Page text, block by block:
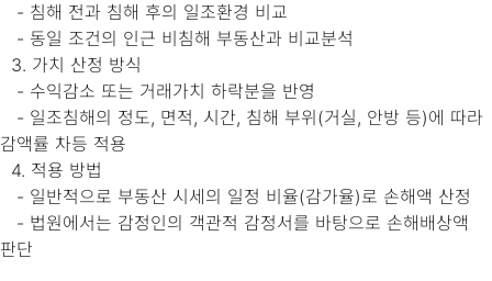
- 침해 전과 침해 후의 일조환경 비교
- 동일 조건의 인근 비침해 부동산과 비교분석
3. 가치 산정 방식
- 수익감소 또는 거래가치 하락분을 반영
- 일조침해의 정도, 면적, 시간, 침해 부위(거실, 안방 등)에 따라
감액률 차등 적용
4. 적용 방법
- 일반적으로 부동산 시세의 일정 비율(감가율)로 손해액 산정
- 법원에서는 감정인의 객관적 감정서를 바탕으로 손해배상액
판단